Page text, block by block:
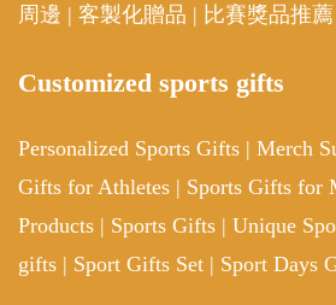
周邊 | 客製化贈品 | 比賽獎品推薦
Customized sports gifts
Personalized Sports Gifts | Merch
Gifts for Athletes | Sports Gifts for
Products | Sports Gifts | Unique
gifts | Sport Gifts Set | Sport Days